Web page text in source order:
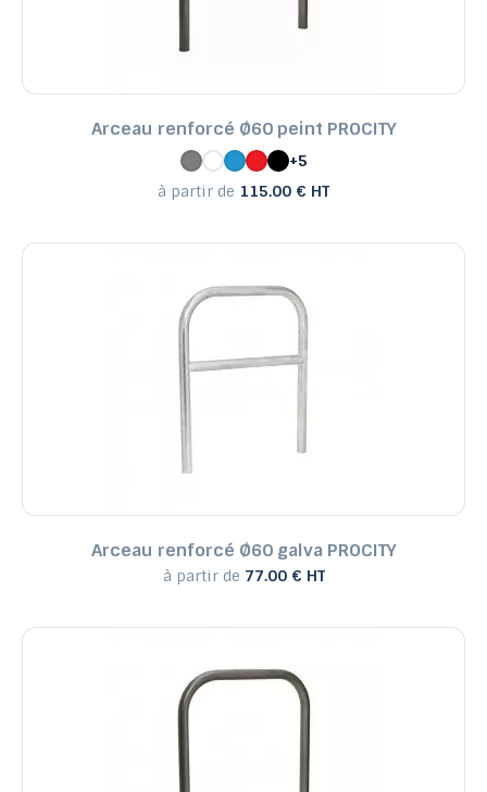
Arceau renforcé Ø60 peint PROCITY
+5
à partir de 115.00 € HT
Arceau renforcé Ø60 galva PROCITY
à partir de 77.00 € HT